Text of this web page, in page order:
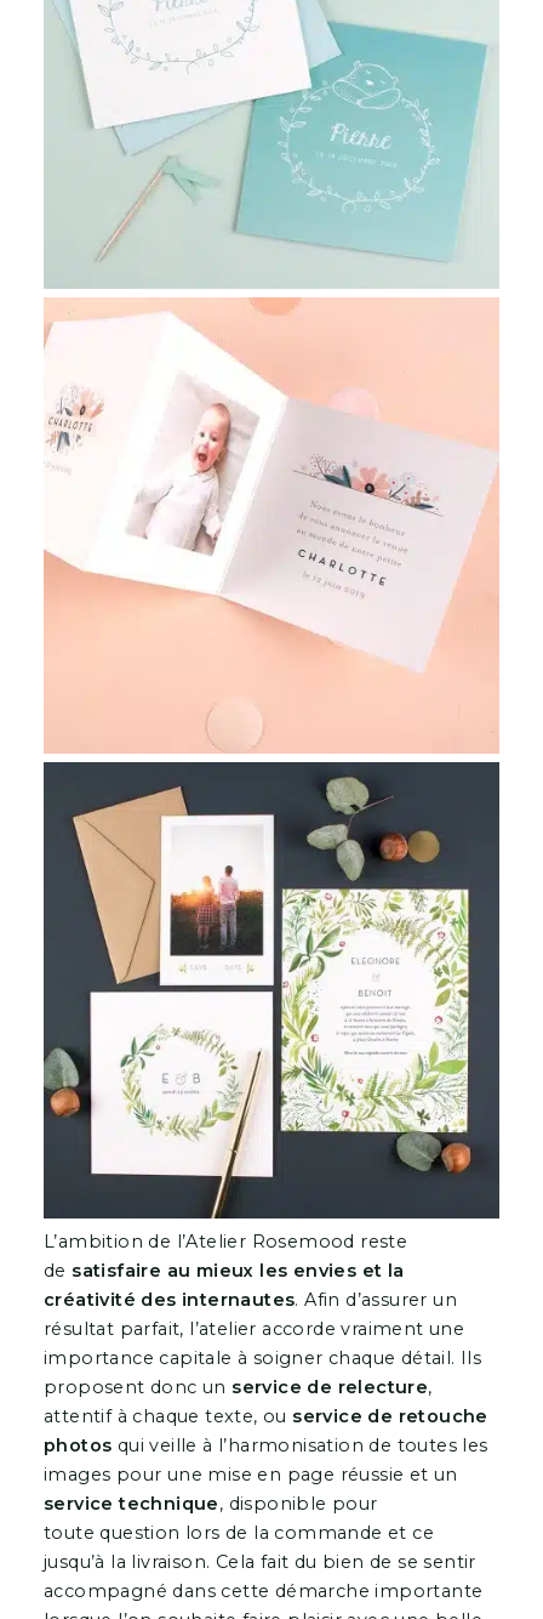
L’ambition de l’Atelier Rosemood reste
de satisfaire au mieux les envies et la
créativité des internautes. Afin d’assurer un
résultat parfait, l’atelier accorde vraiment une
importance capitale à soigner chaque détail. Ils
proposent donc un service de relecture,
attentif à chaque texte, ou service de retouche
photos qui veille à l’harmonisation de toutes les
images pour une mise en page réussie et un
service technique, disponible pour
toute question lors de la commande et ce
jusqu’à la livraison. Cela fait du bien de se sentir
accompagné dans cette démarche importante